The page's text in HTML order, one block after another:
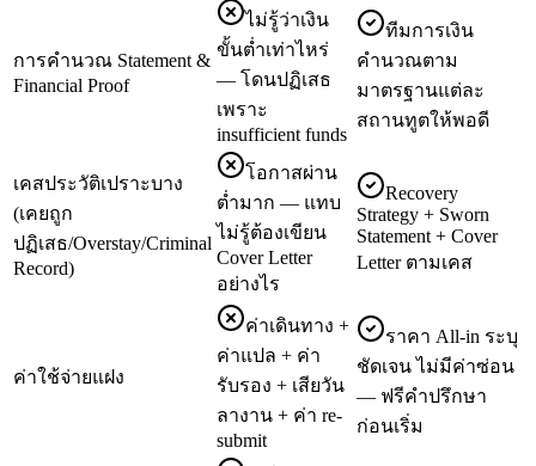
การคำนวณ Statement &
Financial Proof
ไม่รู้ว่าเงิน
ขั้นต่ำเท่าไหร่
— โดนปฏิเสธ
เพราะ
insufficient funds
ทีมการเงิน
คำนวณตาม
มาตรฐานแต่ละ
สถานทูตให้พอดี
เคสประวัติเปราะบาง
(เคยถูก
ปฏิเสธ/Overstay/Criminal
Record)
โอกาสผ่าน
ต่ำมาก — แทบ
ไม่รู้ต้องเขียน
Cover Letter
อย่างไร
Recovery
Strategy + Sworn
Statement + Cover
Letter ตามเคส
ค่าใช้จ่ายแฝง
ค่าเดินทาง +
ค่าแปล + ค่า
รับรอง + เสียวัน
ลางาน + ค่า re-
submit
ราคา All-in ระบุ
ชัดเจน ไม่มีค่าซ่อน
— ฟรีคำปรึกษา
ก่อนเริ่ม